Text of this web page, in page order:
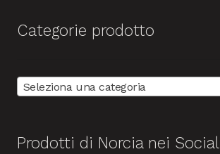
Categorie prodotto
Seleziona una categoria
Prodotti di Norcia nei Social